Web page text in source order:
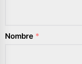
Nombre *